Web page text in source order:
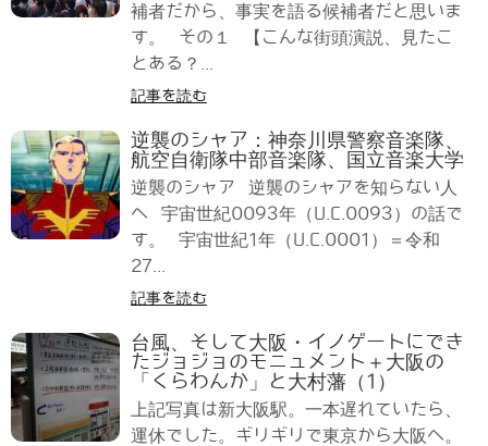
補者だから、事実を語る候補者だと思いま
す。 その１ 【こんな街頭演説、見たこ
とある？...
記事を読む
逆襲のシャア：神奈川県警察音楽隊、
航空自衛隊中部音楽隊、国立音楽大学
逆襲のシャア 逆襲のシャアを知らない人
へ 宇宙世紀0093年（U.C.0093）の話で
す。 宇宙世紀1年（U.C.0001）＝令和
27...
記事を読む
台風、そして大阪・イノゲートにでき
たジョジョのモニュメント＋大阪の
「くらわんか」と大村藩（1）
上記写真は新大阪駅。一本遅れていたら、
運休でした。ギリギリで東京から大阪へ。